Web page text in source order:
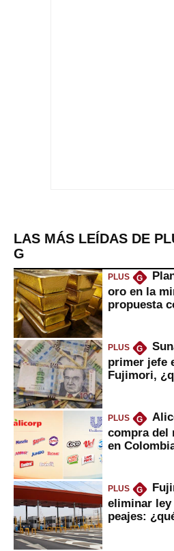
LAS MÁS LEÍDAS DE
G
PLUS G
oro en la
propuesta
PLUS G
primer jefe
Fujimori,
PLUS G
compra del
en
PLUS G
eliminar ley
peajes: